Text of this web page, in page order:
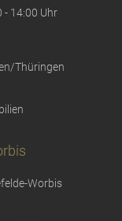
- 14:00 Uhr
Thüringen
Worbis